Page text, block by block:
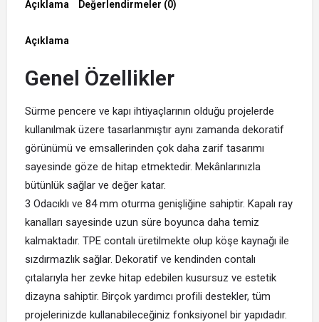
Açıklama Değerlendirmeler (0)
Açıklama
Genel Özellikler
Sürme pencere ve kapı ihtiyaçlarının olduğu projelerde
kullanılmak üzere tasarlanmıştır aynı zamanda dekoratif
görünümü ve emsallerinden çok daha zarif tasarımı
sayesinde göze de hitap etmektedir. Mekânlarınızla
bütünlük sağlar ve değer katar.
3 Odacıklı ve 84 mm oturma genişliğine sahiptir. Kapalı ray
kanalları sayesinde uzun süre boyunca daha temiz
kalmaktadır. TPE contalı üretilmekte olup köşe kaynağı ile
sızdırmazlık sağlar. Dekoratif ve kendinden contalı
çıtalarıyla her zevke hitap edebilen kusursuz ve estetik
dizayna sahiptir. Birçok yardımcı profili destekler, tüm
projelerinizde kullanabileceğiniz fonksiyonel bir yapıdadır.